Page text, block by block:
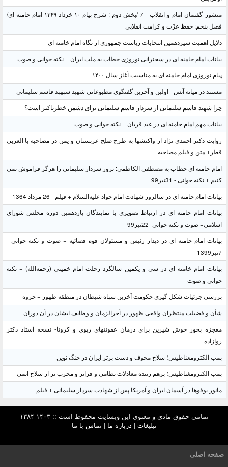
منشور گفتمان امام و انقلاب - 7 /بخش دوم : شرح پیام ۱۰ خرداد ۱۳۶۹ امام خامنه ای/
فصل پنجم: حفظ عزّت و کرامت انقلابی
دلایل اهمیت سیزدهمین انتخابات ریاست جمهوری از نگاه امام خامنه ای
بیانات امام خامنه ای در سخنرانی نوروزی خطاب به ملت ایران + نکته خوانی و صوت
پیام نوروزی امام خامنه ای به مناسبت آغاز سال ۱۴۰۰
مستند در میانه آتش - اولین و آخرین گفتگوی مطبوعاتی شهید سپهبد قاسم سلیمانی
چرا شهید قاسم سلیمانی از سردار قاسم سلیمانی برای دشمن خطرناکتر است؟
بیانات مهم امام خامنه ای در عید قربان + نکته خوانی و صوت
روایت دکتر احمدی نژاد از واکنشها به طرح صلح عربستان و یمن در مصاحبه با العربی
قطر+ متن و فیلم مصاحبه
امام خامنه ای خطاب به مصطفی الکاظمی: ترور سردار سلیمانی را هرگز فراموش نمی
کنیم + نکته خوانی - 31تیر99
بیانات امام خامنه ای در سالروز شهادت امام جواد علیه‌السلام + فیلم - 26 مرداد 1364
بیانات امام خامنه ای در ارتباط تصویری با نمایندگان یازدهمین دوره مجلس شورای
اسلامی+ صوت و نکته خوانی- 22تیر99
بیانات امام خامنه ای در دیدار رئیس و مسئولان قوه قضائیه + صوت و نکته خوانی -
7تیر1399
بیانات امام خامنه ای در سی و یکمین سالگرد رحلت امام خمینی (رحمه‌الله) + نکته
خوانی و صوت
بررسی جزئیات شکل گیری حکومت آخرین سپاه شیطان در منطقه ظهور + جزوه
شأن و فضیلت منتظران واقعی ظهور در آخرالزمان و وظایف ایشان در آن دوران
معجزه بخور جوش شیرین برای درمان عفونتهای ریوی و کرونا- نسخه استاد دکتر
روازاده
بمب الکترومغناطیس؛ سلاح مخوف و دست برتر ایران در جنگ نوین
بمب الکترومغناطیس؛ برهم زننده معادلات نظامی و فراتر و مخرب تر از سلاح اتمی
مانور یوفوها در آسمان ایران و آمریکا پس از شهادت سردار سلیمانی + فیلم
تمامی حقوق مادی و معنوی این وبسایت محفوظ است :: ۱۴۰۳-۱۳۸۴
تبلیغات | درباره ما |تماس با ما
صفحه اصلی